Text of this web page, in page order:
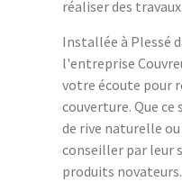
réaliser des
Installée à Plessé
l'entreprise
votre écoute pour
couverture. Que
de rive naturelle
conseiller par leur
produits novateurs.